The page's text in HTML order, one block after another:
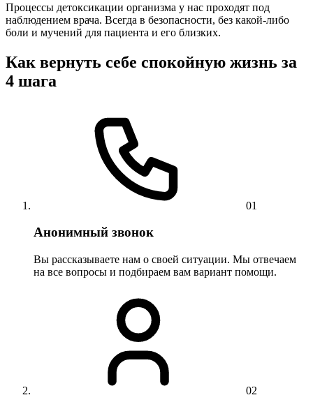
Процессы детоксикации организма у нас проходят под
наблюдением врача. Всегда в безопасности, без какой-либо
боли и мучений для пациента и его близких.
Как вернуть себе спокойную жизнь за
4 шага
01
Анонимный звонок
Вы рассказываете нам о своей ситуации. Мы отвечаем
на все вопросы и подбираем вам вариант помощи.
02